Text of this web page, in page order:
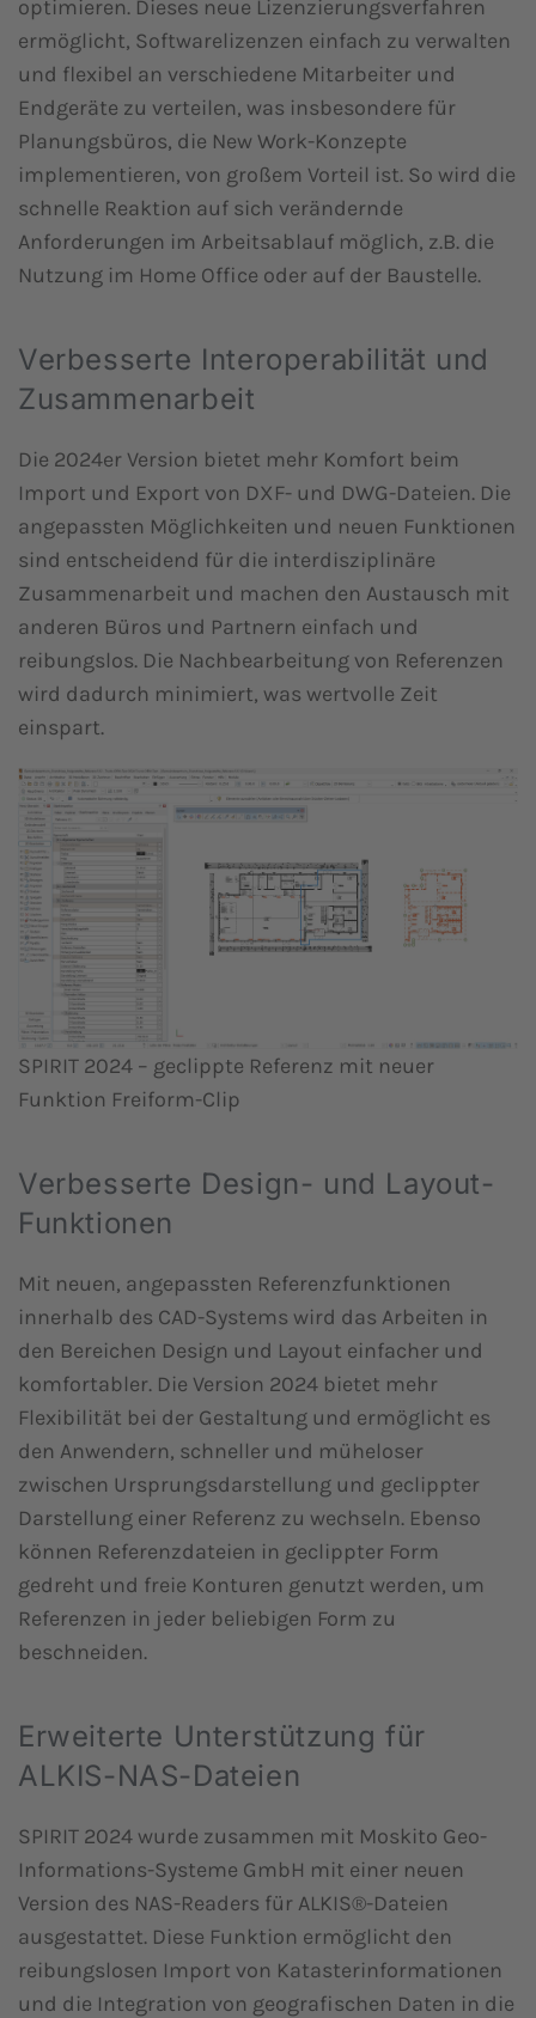
optimieren. Dieses neue Lizenzierungsverfahren
ermöglicht, Softwarelizenzen einfach zu verwalten
und flexibel an verschiedene Mitarbeiter und
Endgeräte zu verteilen, was insbesondere für
Planungsbüros, die New Work-Konzepte
implementieren, von großem Vorteil ist. So wird die
schnelle Reaktion auf sich verändernde
Anforderungen im Arbeitsablauf möglich, z.B. die
Nutzung im Home Office oder auf der Baustelle.
Verbesserte Interoperabilität und
Zusammenarbeit
Die 2024er Version bietet mehr Komfort beim
Import und Export von DXF- und DWG-Dateien. Die
angepassten Möglichkeiten und neuen Funktionen
sind entscheidend für die interdisziplinäre
Zusammenarbeit und machen den Austausch mit
anderen Büros und Partnern einfach und
reibungslos. Die Nachbearbeitung von Referenzen
wird dadurch minimiert, was wertvolle Zeit
einspart.
SPIRIT 2024 – geclippte Referenz mit neuer
Funktion Freiform-Clip
Verbesserte Design- und Layout-
Funktionen
Mit neuen, angepassten Referenzfunktionen
innerhalb des CAD-Systems wird das Arbeiten in
den Bereichen Design und Layout einfacher und
komfortabler. Die Version 2024 bietet mehr
Flexibilität bei der Gestaltung und ermöglicht es
den Anwendern, schneller und müheloser
zwischen Ursprungsdarstellung und geclippter
Darstellung einer Referenz zu wechseln. Ebenso
können Referenzdateien in geclippter Form
gedreht und freie Konturen genutzt werden, um
Referenzen in jeder beliebigen Form zu
beschneiden.
Erweiterte Unterstützung für
ALKIS-NAS-Dateien
SPIRIT 2024 wurde zusammen mit Moskito Geo-
Informations-Systeme GmbH mit einer neuen
Version des NAS-Readers für ALKIS®-Dateien
ausgestattet. Diese Funktion ermöglicht den
reibungslosen Import von Katasterinformationen
und die Integration von geografischen Daten in die